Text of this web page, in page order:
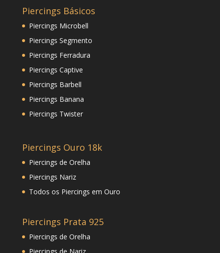
Piercings Básicos
Piercings Microbell
Piercings Segmento
Piercings Ferradura
Piercings Captive
Piercings Barbell
Piercings Banana
Piercings Twister
Piercings Ouro 18k
Piercings de Orelha
Piercings Nariz
Todos os Piercings em Ouro
Piercings Prata 925
Piercings de Orelha